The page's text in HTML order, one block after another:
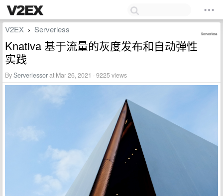
V2EX › Serverless
Knativa 基于流量的灰度发布和自动弹性
实践
ByServerlessorat Mar 26, 2021 · 9225 views